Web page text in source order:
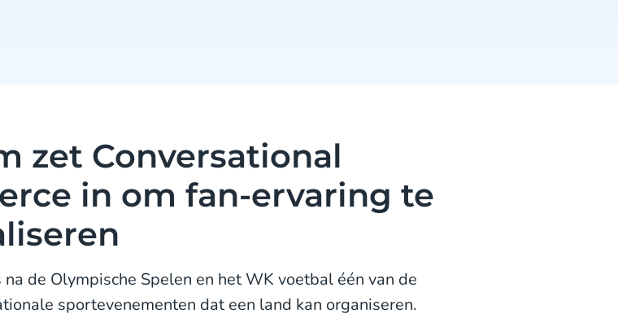
zet Conversational
in om fan-ervaring te
na de Olympische Spelen en het WK voetbal één van de
sportevenementen dat een land kan organiseren.